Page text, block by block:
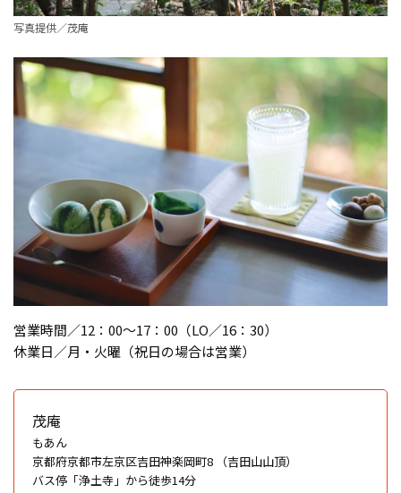
写真提供／茂庵
営業時間／12：00～17：00（LO／16：30）
休業日／月・火曜（祝日の場合は営業）
茂庵
もあん
京都府京都市左京区吉田神楽岡町8 （吉田山山頂）
バス停「浄土寺」から徒歩14分